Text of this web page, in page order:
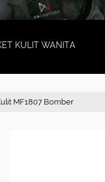
KULIT WANITA
MF1807 Bomber